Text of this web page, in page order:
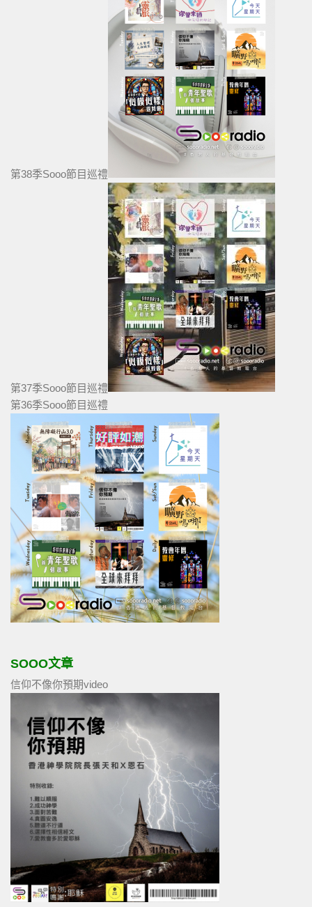
第38季Sooo節目巡禮
第37季Sooo節目巡禮
第36季Sooo節目巡禮
SOOO文章
信仰不像你預期video